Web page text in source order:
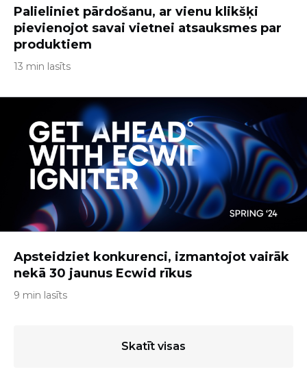
Palieliniet pārdošanu, ar vienu klikšķi
pievienojot savai vietnei atsauksmes par
produktiem
13 min lasīts
Apsteidziet konkurenci, izmantojot vairāk
nekā 30 jaunus Ecwid rīkus
9 min lasīts
Skatīt visas